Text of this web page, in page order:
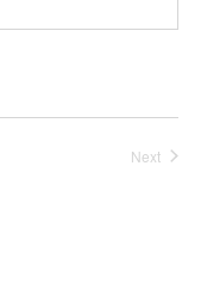
Next